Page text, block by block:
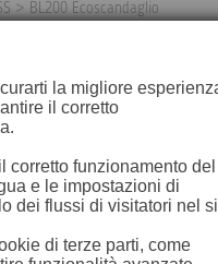
> BL200 Ecoscandaglio
la migliore
il corretto
corretto funzionamento del
e le impostazioni di
dei flussi di visitatori nel
di terze parti, come